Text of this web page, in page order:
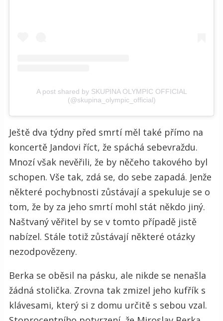
A post shared by SKUPINA OLYMPIC OFFICIAL
(@skupina_olympic_official)
Ještě dva týdny před smrtí měl také přímo na
koncertě Jandovi říct, že spáchá sebevraždu.
Mnozí však nevěřili, že by něčeho takového byl
schopen. Vše tak, zdá se, do sebe zapadá. Jenže
některé pochybnosti zůstávají a spekuluje se o
tom, že by za jeho smrtí mohl stát někdo jiný.
Naštvaný věřitel by se v tomto případě jistě
nabízel. Stále totiž zůstávají některé otázky
nezodpovězeny.
Berka se oběsil na pásku, ale nikde se nenašla
žádná stolička. Zrovna tak zmizel jeho kufřík s
klávesami, který si z domu určitě s sebou vzal.